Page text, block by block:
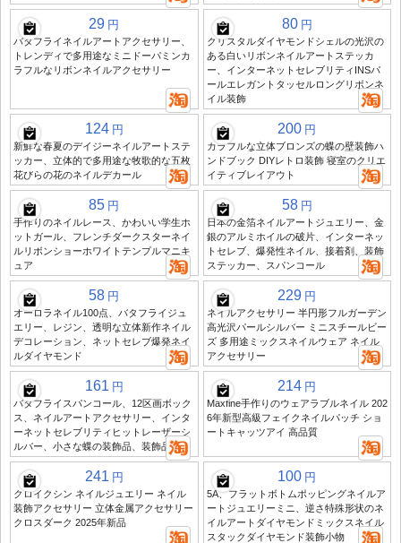
29 円
バタフライネイルアートアクセサリー、
トレンディで多用途なミニドーパミンカ
ラフルなリボンネイルアクセサリー
80 円
クリスタルダイヤモンドシェルの光沢の
ある白いリボンネイルアートステッカ
ー、インターネットセレブリティINSパ
ールエレガントタッセルロングリボンネ
イル装飾
124 円
新鮮な春夏のデイジーネイルアートステ
ッカー、立体的で多用途な牧歌的な五枚
花びらの花のネイルデカール
200 円
カラフルな立体ブロンズの蝶の壁装飾ハ
ンドブック DIYレトロ装飾 寝室のクリエ
イティブレイアウト
85 円
手作りのネイルレース、かわいい学生ホ
ットガール、フレンチダークスターネイ
ルリボンショーホワイトテンプルマニキ
ュア
58 円
日本の金箔ネイルアートジュエリー、金
銀のアルミホイルの破片、インターネッ
トセレブ、爆発性ネイル、接着剤、装飾
ステッカー、スパンコール
58 円
オーロラネイル100点、バタフライジュ
エリー、レジン、透明な立体新作ネイル
デコレーション、ネットセレブ爆発ネイ
ルダイヤモンド
229 円
ネイルアクセサリー 半円形フルガーデン
高光沢パールシルバー ミニスチールビー
ズ 多用途ミックスネイルウェア ネイル
アクセサリー
161 円
バタフライスパンコール、12区画ボック
ス、ネイルアートアクセサリー、インタ
ーネットセレブリティヒットレーザーシ
ルバー、小さな蝶の装飾品、装飾品
214 円
Maxfine手作りのウェアラブルネイル 202
6年新型高級フェイクネイルパッチ ショ
ートキャッツアイ 高品質
241 円
クロイクシン ネイルジュエリー ネイル
装飾アクセサリー 立体金属アクセサリー
クロスダーク 2025年新品
100 円
5A、フラットボトムポッピングネイルア
ートジュエリーミニ、逆さ特殊形状のネ
イルアートダイヤモンドミックスネイル
スタックダイヤモンド装飾小物